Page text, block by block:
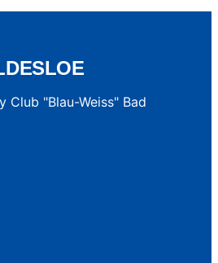
Club "Blau-Weiss" Bad